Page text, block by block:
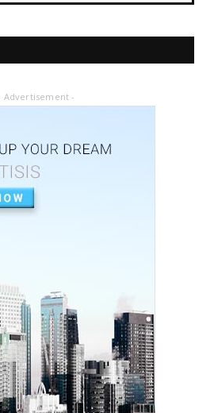
February 27, 2025
FIELD RESEARCH
February 04, 2025
দূৰ্গম গাঁৱৰ পৰা ৰাষ্ট্ৰীয় পৰ্যায়লৈ ময়...
26, 2024
SOCIAL
Advertisement -